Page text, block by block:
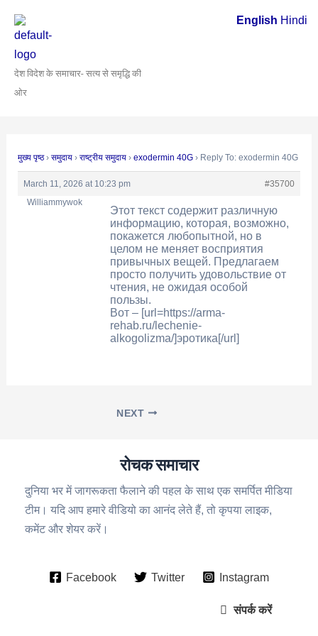
content
देश विदेश के समाचार- सत्य से समृद्धि की
ओर
मुख्य पृष्ठ › समुदाय › राष्ट्रीय समुदाय › exodermin 40G › Reply To: exodermin 40G
March 11, 2026 at 10:23 pm
#35700
Williammywok
Этот текст содержит различную
информацию, которая, возможно,
покажется любопытной, но в
целом не меняет восприятия
привычных вещей. Предлагаем
просто получить удовольствие от
чтения, не ожидая особой
пользы.
Вот – [url=https://arma-
rehab.ru/lechenie-
alkogolizma/]эротика[/url]
navigation
NEXT
रोचक समाचार
दुनिया भर में जागरूकता फैलाने की पहल के साथ एक समर्पित मीडिया
टीम। यदि आप हमारे वीडियो का आनंद लेते हैं, तो कृपया लाइक,
कमेंट और शेयर करें।
Facebook Twitter Instagram
संपर्क करें
English Hindi